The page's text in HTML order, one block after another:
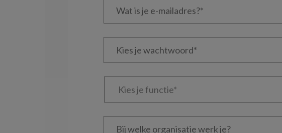
Kies
Kies
Bij
welke